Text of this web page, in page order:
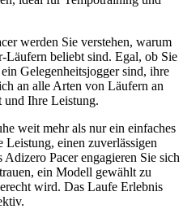
werden Sie verstehen, warum
Läufern beliebt sind. Egal, ob Sie
Gelegenheitsjogger sind, ihre
an alle Arten von Läufern an
und Ihre Leistung.
weit mehr als nur ein einfaches
Leistung, einen zuverlässigen
Pacer engagieren Sie sich
ein Modell gewählt zu
wird. Das Laufe Erlebnis